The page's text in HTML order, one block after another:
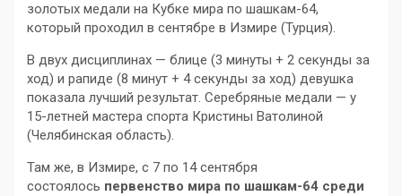
золотых медали на Кубке мира по шашкам-64,
который проходил в сентябре в Измире (Турция).
В двух дисциплинах — блице (3 минуты + 2 секунды за
ход) и рапиде (8 минут + 4 секунды за ход) девушка
показала лучший результат. Серебряные медали — у
15-летней мастера спорта Кристины Ватолиной
(Челябинская область).
Там же, в Измире, с 7 по 14 сентября
состоялось первенство мира по шашкам-64 среди